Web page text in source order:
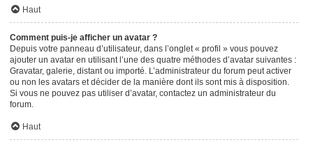
Haut
Comment puis-je afficher un avatar ?
Depuis votre panneau d’utilisateur, dans l’onglet « profil » vous pouvez
ajouter un avatar en utilisant l’une des quatre méthodes d’avatar suivantes :
Gravatar, galerie, distant ou importé. L’administrateur du forum peut activer
ou non les avatars et décider de la manière dont ils sont mis à disposition.
Si vous ne pouvez pas utiliser d’avatar, contactez un administrateur du
forum.
Haut